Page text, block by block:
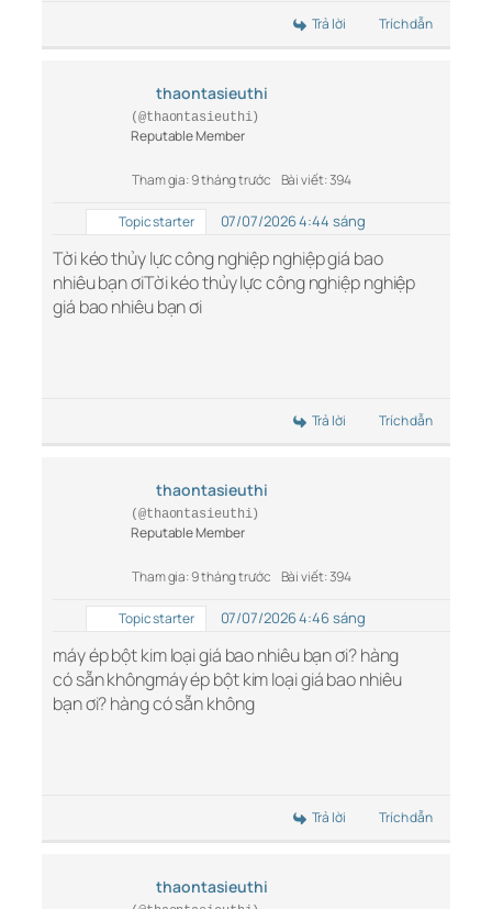
Trả lời Trích dẫn
thaontasieuthi
(@thaontasieuthi)
Reputable Member
Tham gia: 9 tháng trước Bài viết: 394
Topic starter 07/07/2026 4:44 sáng
Tời kéo thủy lực công nghiệp nghiệp giá bao
nhiêu bạn ơiTời kéo thủy lực công nghiệp nghiệp
giá bao nhiêu bạn ơi
Trả lời Trích dẫn
thaontasieuthi
(@thaontasieuthi)
Reputable Member
Tham gia: 9 tháng trước Bài viết: 394
Topic starter 07/07/2026 4:46 sáng
máy ép bột kim loại giá bao nhiêu bạn ơi? hàng
có sẵn khôngmáy ép bột kim loại giá bao nhiêu
bạn ơi? hàng có sẵn không
Trả lời Trích dẫn
thaontasieuthi